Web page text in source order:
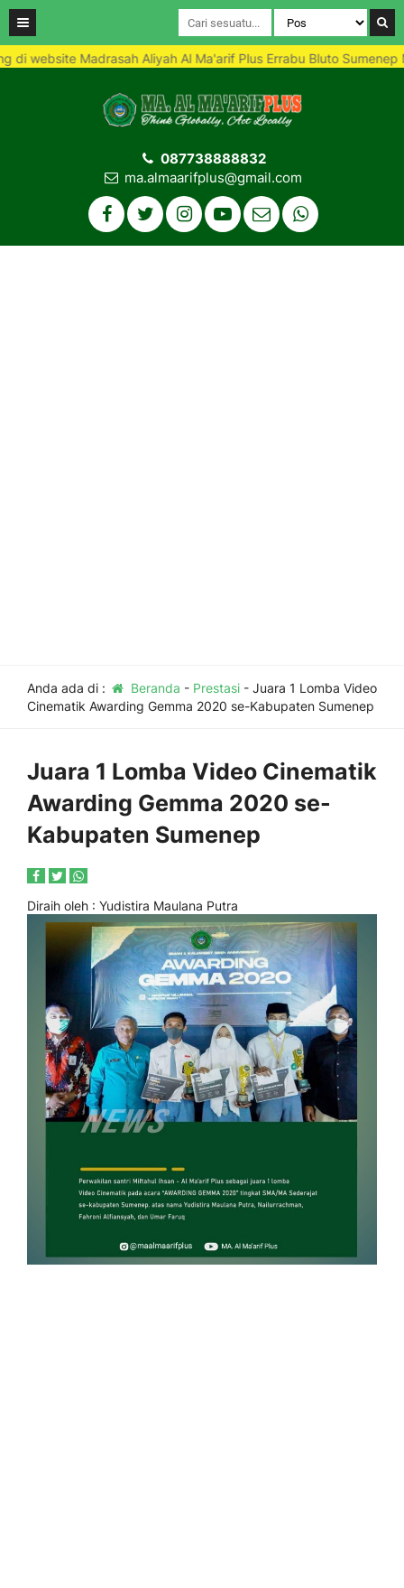
Madrasah Aliyah Al Ma'arif Plus Errabu Bluto Sumenep
087738888832
ma.almaarifplus@gmail.com
Anda ada di : Beranda - Prestasi- Juara 1 Lomba Video
Cinematik Awarding Gemma 2020 se-Kabupaten Sumenep
Juara 1 Lomba Video Cinematik
Awarding Gemma 2020 se-
Kabupaten Sumenep
Diraih oleh : Yudistira Maulana Putra